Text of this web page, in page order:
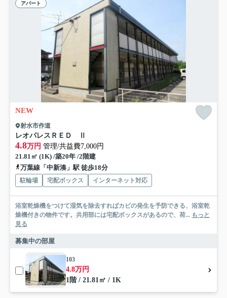
アパート
NEW
射水市作道
レオパレスＲＥＤ Ⅱ
4.8万円 管理/共益費7,000円
21.81㎡ (1K) /築20年 /2階建
万葉線「中新湊」駅 徒歩18分
駐輪場 宅配ボックス インターネット対応
浴室乾燥機をつけて湿気を除去すればカビの発生を予防できる、浴室乾
燥機付きの物件です。共用部には宅配ボックスがあるので、荷... もっと
見る
募集中の部屋
103
4.8万円
1階 / 21.81㎡ / 1K